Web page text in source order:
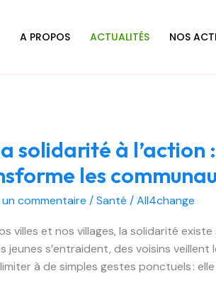
A PROPOS ACTUALITÉS NOS
solidarité à l’action
les
un commentaire /Santé /All4change
villes et nos villages, la solidarité
jeunes s’entraident, des voisins
à de simples gestes ponctuels :